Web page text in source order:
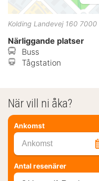
Kolding Landevej 160 7000
Närliggande platser
Buss
Tågstation
När vill ni åka?
Ankomst
Ankomst
Antal resenärer